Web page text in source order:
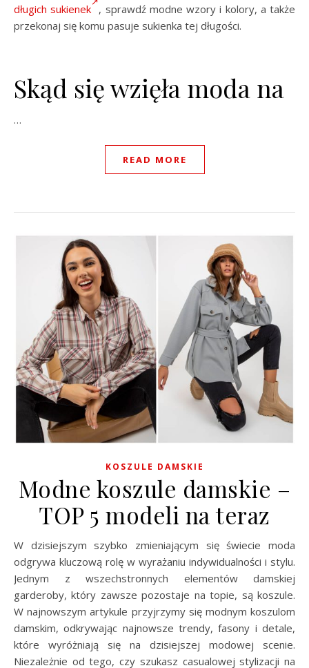
długich sukienek , sprawdź modne wzory i kolory, a także
przekonaj się komu pasuje sukienka tej długości.
Skąd się wzięła moda na
…
READ MORE
KOSZULE DAMSKIE
Modne koszule damskie –
TOP 5 modeli na teraz
W dzisiejszym szybko zmieniającym się świecie moda
odgrywa kluczową rolę w wyrażaniu indywidualności i stylu.
Jednym z wszechstronnych elementów damskiej
garderoby, który zawsze pozostaje na topie, są koszule.
W najnowszym artykule przyjrzymy się modnym koszulom
damskim, odkrywając najnowsze trendy, fasony i detale,
które wyróżniają się na dzisiejszej modowej scenie.
Niezależnie od tego, czy szukasz casualowej stylizacji na